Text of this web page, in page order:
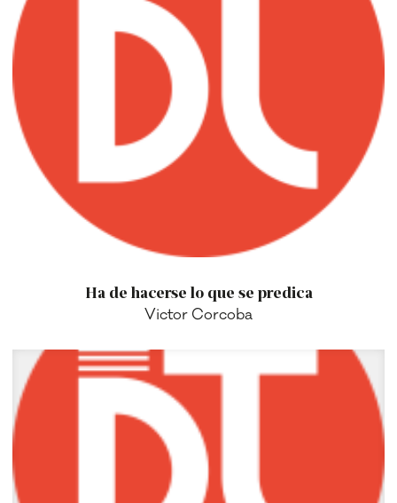
Ha de hacerse lo que se predica
Victor Corcoba